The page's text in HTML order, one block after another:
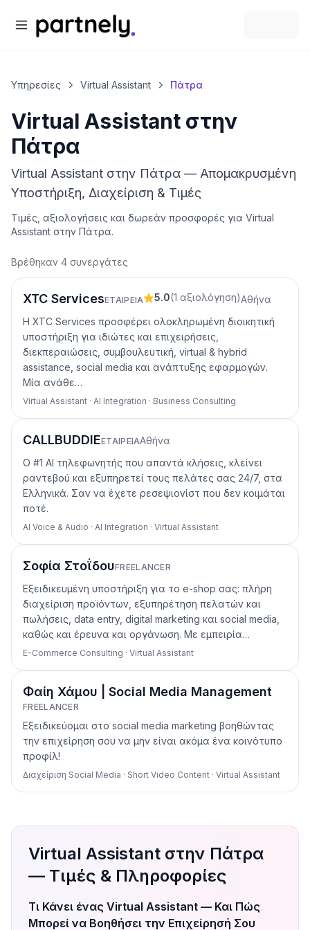
Υπηρεσίες Virtual Assistant Πάτρα
Virtual Assistant στην
Πάτρα
Virtual Assistant στην Πάτρα — Απομακρυσμένη
Υποστήριξη, Διαχείριση & Τιμές
Τιμές, αξιολογήσεις και δωρεάν προσφορές για Virtual
Assistant στην Πάτρα.
Βρέθηκαν 4 συνεργάτες
XTC ServicesΕΤΑΙΡΕΊΑ 5.0(1 αξιολόγηση)Αθήνα
Η XTC Services προσφέρει ολοκληρωμένη διοικητική
υποστήριξη για ιδιώτες και επιχειρήσεις,
διεκπεραιώσεις, συμβουλευτική, virtual & hybrid
assistance, social media και ανάπτυξης εφαρμογών.
Μία ανάθε…
Virtual Assistant · AI Integration · Business Consulting
CALLBUDDIEΕΤΑΙΡΕΊΑΑθήνα
Ο #1 AI τηλεφωνητής που απαντά κλήσεις, κλείνει
ραντεβού και εξυπηρετεί τους πελάτες σας 24/7, στα
Ελληνικά. Σαν να έχετε ρεσεψιονίστ που δεν κοιμάται
ποτέ.
AI Voice & Audio · AI Integration · Virtual Assistant
Σοφία ΣτοΐδουFREELANCER
Εξειδικευμένη υποστήριξη για το e-shop σας: πλήρη
διαχείριση προϊόντων, εξυπηρέτηση πελατών και
πωλήσεις, data entry, digital marketing και social media,
καθώς και έρευνα και οργάνωση. Με εμπειρία…
E-Commerce Consulting · Virtual Assistant
Φαίη Χάμου | Social Media Management
FREELANCER
Εξειδικεύομαι στο social media marketing βοηθώντας
την επιχείρηση σου να μην είναι ακόμα ένα κοινότυπο
προφίλ!
Διαχείριση Social Media · Short Video Content · Virtual Assistant
Virtual Assistant στην Πάτρα
— Τιμές & Πληροφορίες
Τι Κάνει ένας Virtual Assistant — Και Πώς
Μπορεί να Βοηθήσει την Επιχείρησή Σου